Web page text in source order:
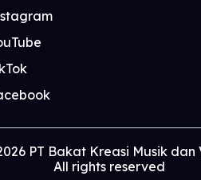
PT Bakat Kreasi Musik dan
All rights reserved